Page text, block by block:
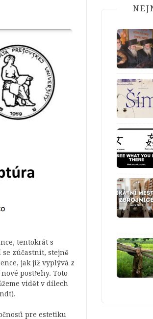
tentokrát s
se zúčastnit, stejně
jak již vyplývá z
postřehy. Toto
vidět v dílech
pre estetiku